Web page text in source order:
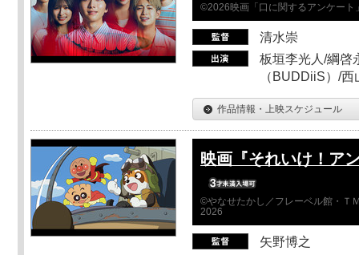
©2026映画「口に関するアンケート
清水崇
板垣李光人/綱啓
（BUDDiiS）/
作品情報・上映スケジュール
映画『それいけ！ア
©やなせたかし／フレーベル館・Ｔ
2026
矢野博之